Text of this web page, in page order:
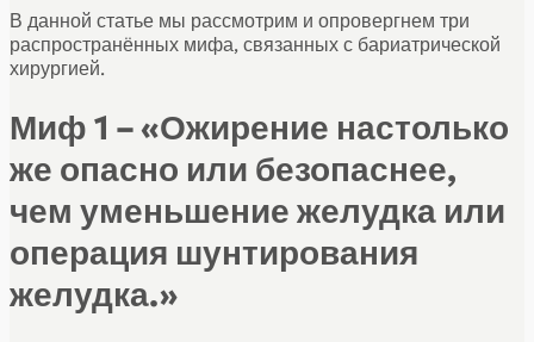
В данной статье мы рассмотрим и опровергнем три
распространённых мифа, связанных с бариатрической
хирургией.
Миф 1 – «Ожирение настолько
же опасно или безопаснее,
чем уменьшение желудка или
операция шунтирования
желудка.»